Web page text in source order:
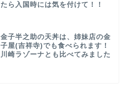
たら入国時には気を付けて！！
金子半之助の天丼は、姉妹店の金
子屋(吉祥寺)でも食べられます！
川崎ラゾーナとも比べてみました